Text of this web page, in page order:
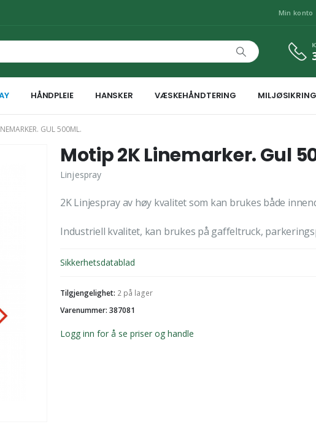
Min konto
HÅNDPLEIE HANSKER VÆSKEHÅNDTERING MILJØSIKRING
GUL 500ML.
Motip 2K Linemarker. Gul
Linjespray
2K Linjespray av høy kvalitet som kan brukes både
Industriell kvalitet, kan brukes på gaffeltruck,
Sikkerhetsdatablad
Tilgjengelighet: 2 på lager
Varenummer: 387081
Logg inn for å se priser og handle